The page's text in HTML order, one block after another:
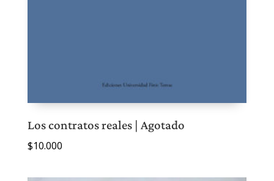
Los contratos reales | Agotado
$10.000